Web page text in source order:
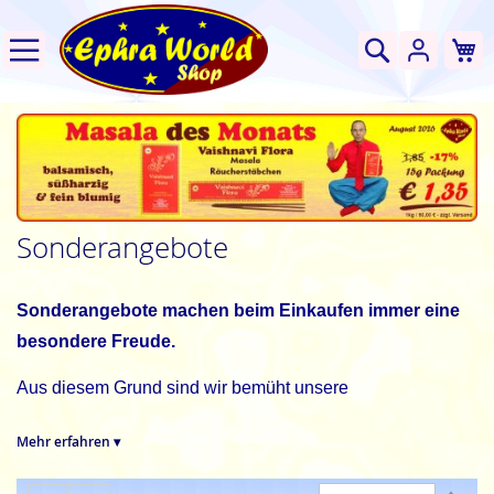
Suche
Sonderangebote
Sonderangebote machen beim Einkaufen immer eine
besondere Freude.
Aus diesem Grund sind wir bemüht unsere
Sonderaktionen bieten immer eine gute Gelegenheit
beliebten Artikeln aufzufrischen oder ein duftendes
Mehr erfahren ▾